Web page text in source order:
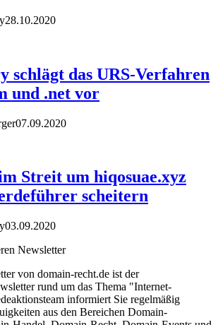
28.10.2020
schlägt das URS-Verfahren
und .net vor
07.09.2020
Streit um hiqosuae.xyz
scheitern
03.09.2020
Newsletter
von domain-recht.de ist der
rund um das Thema "Internet-
informiert Sie regelmäßig
aus den Bereichen Domain-